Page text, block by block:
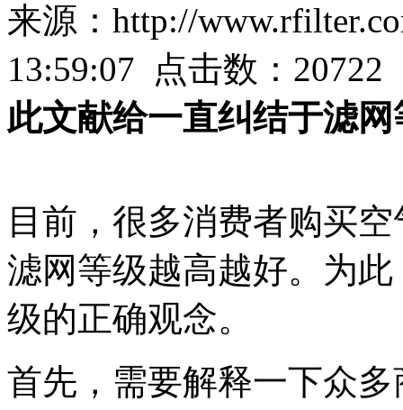
来源：http://
13:59:07 点击数：20722
此文献给一直纠结于滤
目前，很多消费者购买
滤网等级越高越好。为
级的正确观念。
首先，需要解释一下众